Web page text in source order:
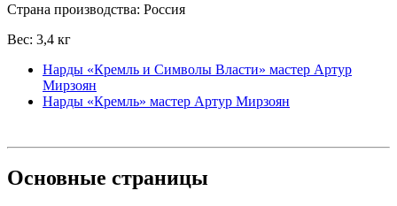
Страна производства: Россия
Вес: 3,4 кг
Нарды «Кремль и Символы Власти» мастер Артур
Мирзоян
Нарды «Кремль» мастер Артур Мирзоян
Основные страницы